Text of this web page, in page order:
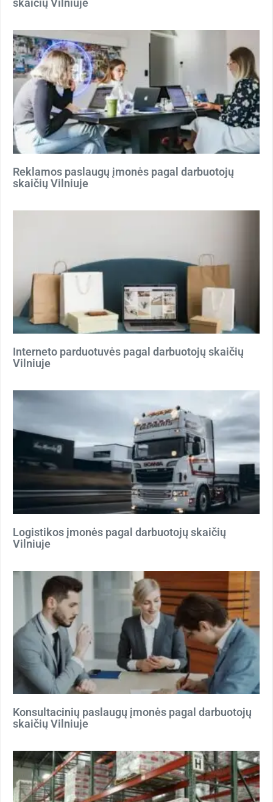
skaičių Vilniuje
Reklamos paslaugų įmonės pagal darbuotojų
skaičių Vilniuje
Interneto parduotuvės pagal darbuotojų skaičių
Vilniuje
Logistikos įmonės pagal darbuotojų skaičių
Vilniuje
Konsultacinių paslaugų įmonės pagal darbuotojų
skaičių Vilniuje